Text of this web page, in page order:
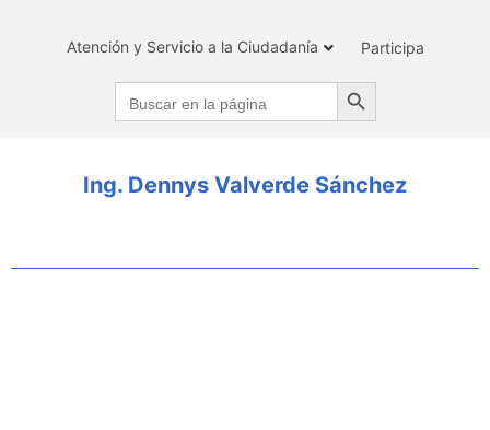
Atención y Servicio a la Ciudadanía Participa
Search
for:
Search Button
Ing. Dennys Valverde Sánchez